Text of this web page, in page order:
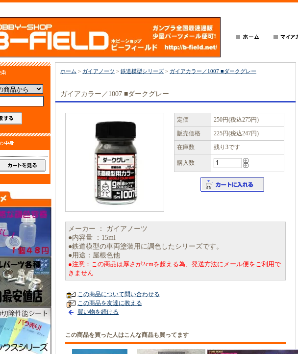
ホーム > ガイアノーツ > 鉄道模型シリーズ > ガイアカラー／1007 ■ダークグレー
ガイアカラー／1007 ■ダークグレー
定価
250円(税込275円)
販売価格
225円(税込247円)
在庫数
残り3です
購入数
メーカー ： ガイアノーツ
●内容量 ：15ml
●鉄道模型の車両塗装用に調色したシリーズです。
●用途：屋根色他
●注意：この商品は厚さが2cmを超える為、発送方法にメール便をご利用で
きません
この商品について問い合わせる
この商品を友達に教える
買い物を続ける
この商品を買った人はこんな商品も買ってます